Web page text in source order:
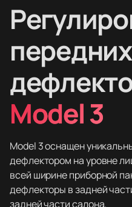
Model 3
Model 3 оснащен
дефлектором на уровне
всей ширине приборной
дефлекторы в задней
задней части салона.